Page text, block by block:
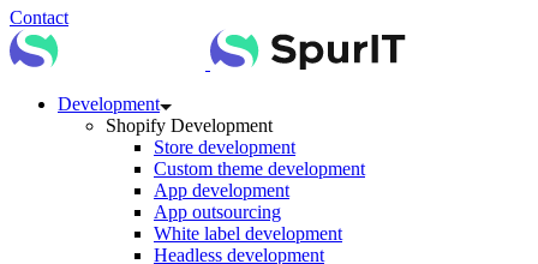
Contact
Development
Shopify Development
Store development
Custom theme development
App development
App outsourcing
White label development
Headless development